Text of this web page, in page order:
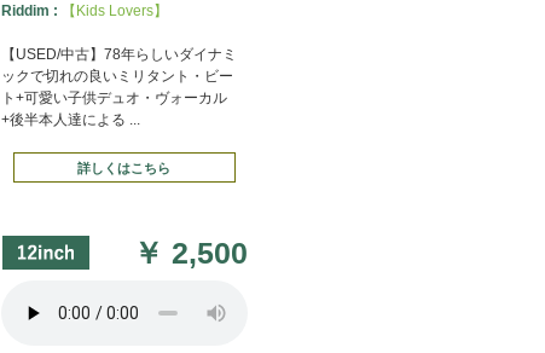
Riddim :
【Kids Lovers】
【USED/中古】78年らしいダイナミ
ックで切れの良いミリタント・ビー
ト+可愛い子供デュオ・ヴォーカル
+後半本人達による ...
詳しくはこちら
￥ 2,500